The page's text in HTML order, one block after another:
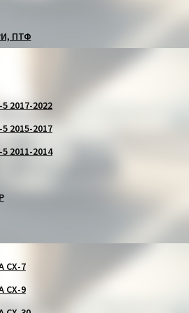
ПТФ
2017-2022
2015-2017
2011-2014
СХ-7
СХ-9